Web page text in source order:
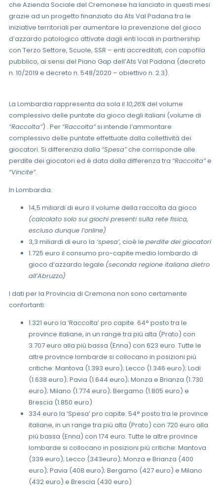
che Azienda Sociale del Cremonese ha lanciato in questi mesi
grazie ad un progetto finanziato da Ats Val Padana tra le
iniziative territoriali per aumentare la prevenzione del gioco
d’azzardo patologico attivate dagli enti locali in partnership
con Terzo Settore, Scuole, SSR – enti accreditati, con capofila
pubblico, ai sensi del Piano Gap dell’Ats Val Padana (decreto
n. 10/2019 e decreto n. 548/2020 – obiettivo n. 2.3).
La Lombardia rappresenta da sola il 10,26%del volume
complessivo delle puntate da gioco degli italiani (volume di
“Raccolta”) . Per “Raccolta”si intende l’ammontare
complessivo delle puntate effettuate dalla collettività dei
giocatori. Si differenzia dalla “Spesa”che corrisponde alle
perdite dei giocatori ed è data dalla differenza tra “Raccolta”e
“Vincite”.
In Lombardia:
14,5 miliardi di euro il volume della raccolta da gioco
(calcolato solo sui giochi presenti sulla rete fisica,
escluso dunque l’online)
3,3 miliardi di euro la ‘spesa’, cioè le perdite dei giocatori
1.725 euro il consumo pro-capite medio lombardo di
gioco d’azzardo legale (seconda regione italiana dietro
all’Abruzzo)
I dati per la Provincia di Cremona non sono certamente
confortanti:
1.321 euro la ‘Raccolta’ pro capite. 64° posto tra le
province italiane, in un range tra più alta (Prato) con
3.707 euro alla più bassa (Enna) con 623 euro. Tutte le
altre province lombarde si collocano in posizioni più
critiche: Mantova (1.393 euro); Lecco (1.346 euro); Lodi
(1.638 euro); Pavia (1.644 euro); Monza e Brianza (1.730
euro); Milano (1.774 euro); Bergamo (1.805 euro) e
Brescia (1.850 euro)
334 euro la ‘Spesa’ pro capite. 54° posto tra le province
italiane, in un range tra più alta (Prato) con 720 euro alla
più bassa (Enna) con 174 euro. Tutte le altre province
lombarde si collocano in posizioni più critiche: Mantova
(339 euro); Lecco (343euro); Monza e Brianza (400
euro); Pavia (408 euro); Bergamo (427 euro) e Milano
(432 euro) e Brescia (430 euro)